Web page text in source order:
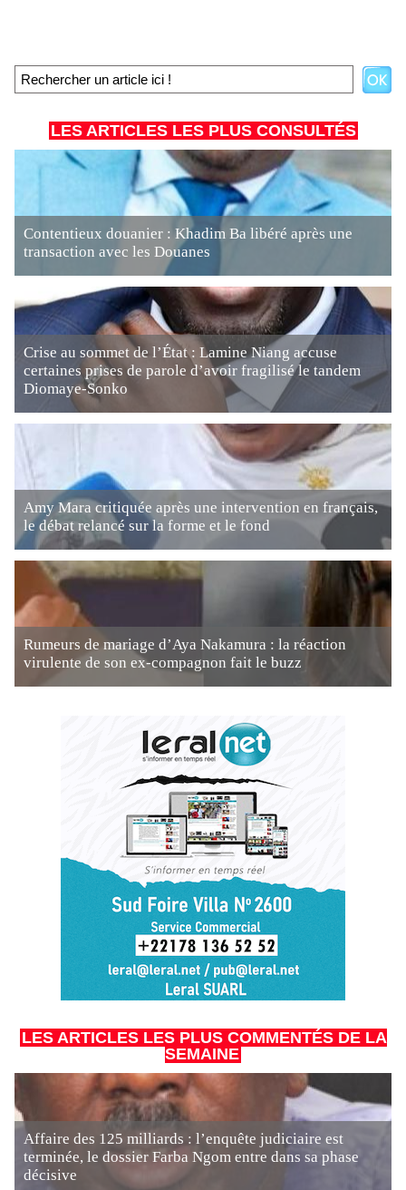
LES ARTICLES LES PLUS CONSULTÉS
Contentieux douanier : Khadim Ba libéré après une
transaction avec les Douanes
Crise au sommet de l’État : Lamine Niang accuse
certaines prises de parole d’avoir fragilisé le tandem
Diomaye-Sonko
Amy Mara critiquée après une intervention en français,
le débat relancé sur la forme et le fond
Rumeurs de mariage d’Aya Nakamura : la réaction
virulente de son ex-compagnon fait le buzz
LES ARTICLES LES PLUS COMMENTÉS DE LA
SEMAINE
Affaire des 125 milliards : l’enquête judiciaire est
terminée, le dossier Farba Ngom entre dans sa phase
décisive